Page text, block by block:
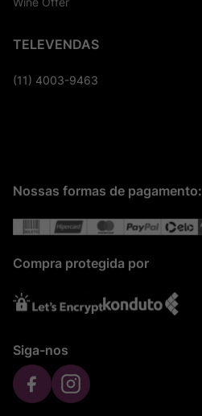
TELEVENDAS
(11) 4003-9463
Nossas formas de pagamento:
Compra protegida por
Siga-nos